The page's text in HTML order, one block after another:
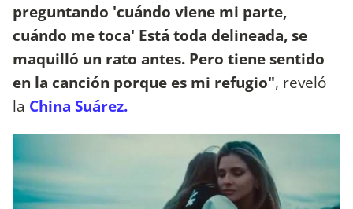
preguntando 'cuándo viene mi parte,
cuándo me toca' Está toda delineada, se
maquilló un rato antes. Pero tiene sentido
en la canción porque es mi refugio", reveló
la China Suárez.